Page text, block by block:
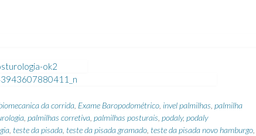
da corrida Exame Baropodométrico invel palmilhas palmilha
palmilhas corretiva palmilhas posturais podaly, podaly
teste da pisada teste da pisada gramado teste da pisada novo hamburgo